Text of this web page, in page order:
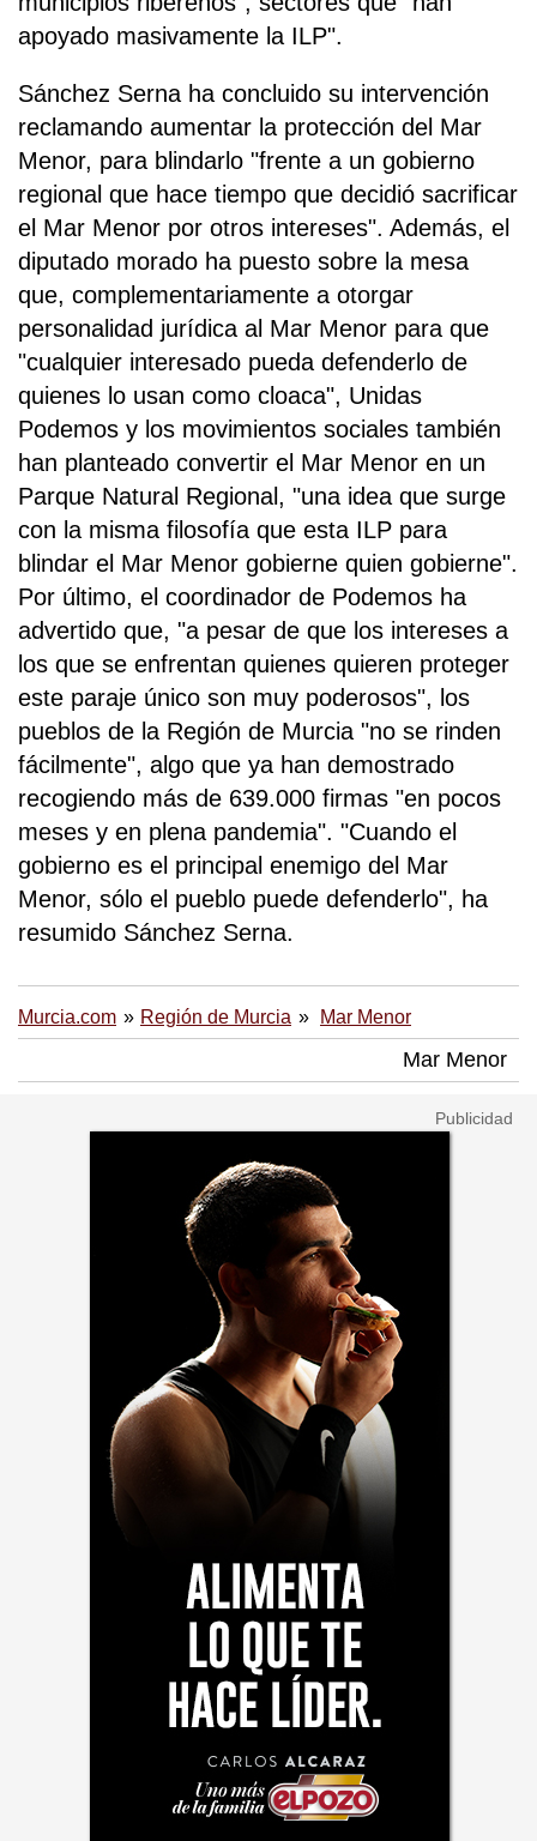
apoyado masivamente la ILP".
Sánchez Serna ha concluido su intervención
reclamando aumentar la protección del Mar
Menor, para blindarlo "frente a un gobierno
regional que hace tiempo que decidió sacrificar
el Mar Menor por otros intereses". Además, el
diputado morado ha puesto sobre la mesa
que, complementariamente a otorgar
personalidad jurídica al Mar Menor para que
"cualquier interesado pueda defenderlo de
quienes lo usan como cloaca", Unidas
Podemos y los movimientos sociales también
han planteado convertir el Mar Menor en un
Parque Natural Regional, "una idea que surge
con la misma filosofía que esta ILP para
blindar el Mar Menor gobierne quien gobierne".
Por último, el coordinador de Podemos ha
advertido que, "a pesar de que los intereses a
los que se enfrentan quienes quieren proteger
este paraje único son muy poderosos", los
pueblos de la Región de Murcia "no se rinden
fácilmente", algo que ya han demostrado
recogiendo más de 639.000 firmas "en pocos
meses y en plena pandemia". "Cuando el
gobierno es el principal enemigo del Mar
Menor, sólo el pueblo puede defenderlo", ha
resumido Sánchez Serna.
Murcia.com Región de Murcia Mar Menor
Mar Menor